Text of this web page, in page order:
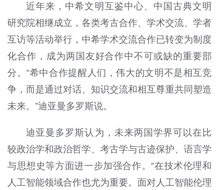
近年来，中希文明互鉴中心、中国古典文明
研究院相继成立，各类考古合作、学术交流、学者
互访等活动举行，中希学术交流合作已转变为制度
化合作，成为两国友好合作中不可或缺的重要部
分。“希中合作提醒人们，伟大的文明不是相互竞
争，而是通过对话、知识交流和相互尊重共同塑造
未来。”迪亚曼多罗斯说。
迪亚曼多罗斯认为，未来两国学界可以在比
较政治学和政治哲学、考古学与古迹保护、语言学
与思想史等方面进一步加强合作。“在技术伦理和
人工智能领域合作也尤为重要。面对人工智能伦理